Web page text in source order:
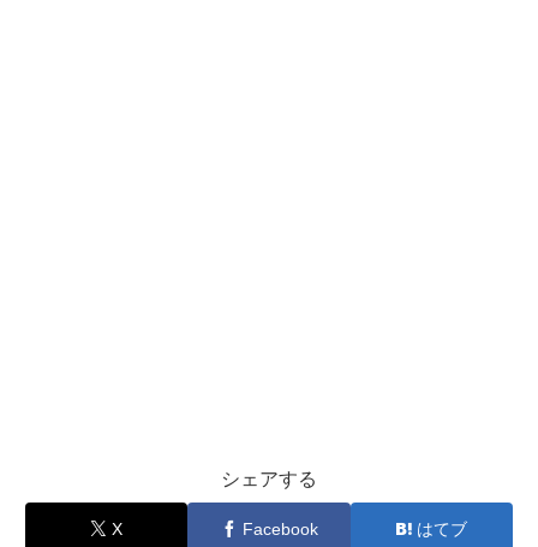
シェアする
X Facebook はてブ